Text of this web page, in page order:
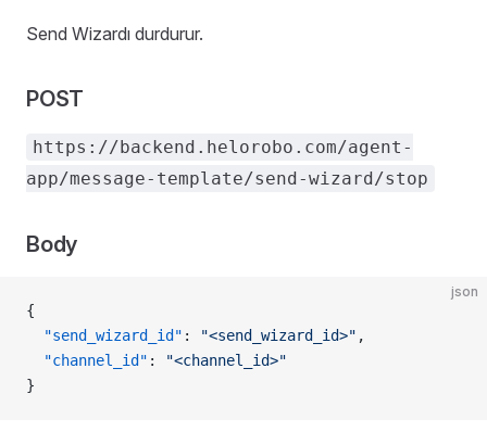
Send Wizardı durdurur.
POST
https://backend.helorobo.com/agent-
app/message-template/send-wizard/stop
Body
json
{
  "send_wizard_id"
: "<send_wizard_id>" ,
  "channel_id"
:
"<channel_id>"
}